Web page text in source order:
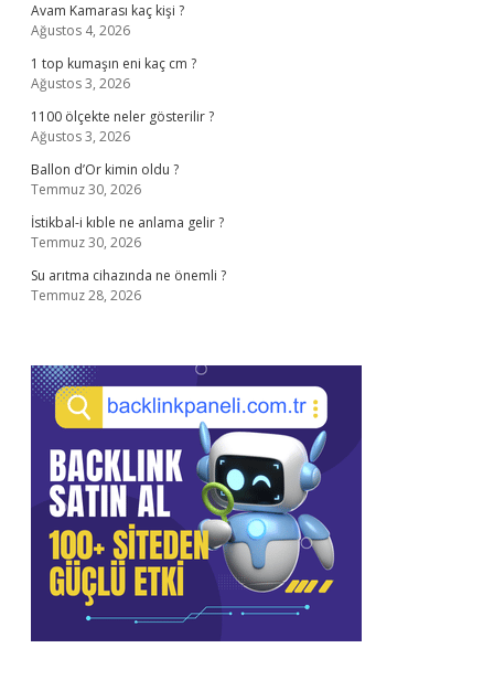
Avam Kamarası kaç kişi ?
Ağustos 4, 2026
1 top kumaşın eni kaç cm ?
Ağustos 3, 2026
1100 ölçekte neler gösterilir ?
Ağustos 3, 2026
Ballon d’Or kimin oldu ?
Temmuz 30, 2026
İstikbal-i kıble ne anlama gelir ?
Temmuz 30, 2026
Su arıtma cihazında ne önemli ?
Temmuz 28, 2026